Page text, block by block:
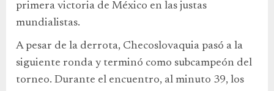
primera victoria de México en las justas
mundialistas.
A pesar de la derrota, Checoslovaquia pasó a la
siguiente ronda y terminó como subcampeón del
torneo. Durante el encuentro, al minuto 39, los